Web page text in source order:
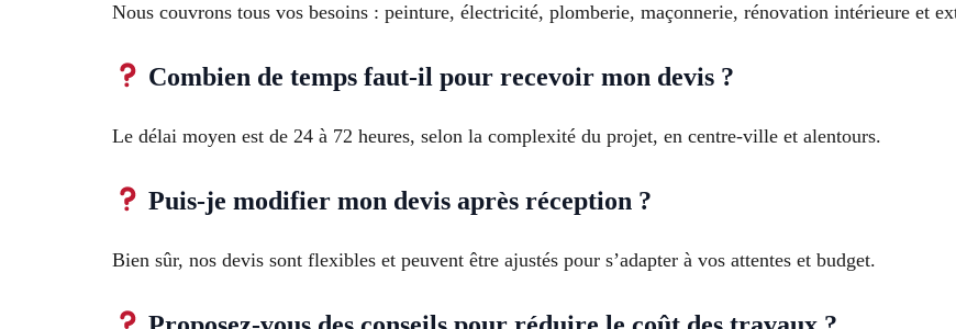
Nous couvrons tous vos besoins : peinture, électricité, plomberie, maçonnerie, rénovation intérieure et
Combien de temps faut-il pour recevoir mon devis ?
Le délai moyen est de 24 à 72 heures, selon la complexité du projet, en centre-ville et alentours.
Puis-je modifier mon devis après réception ?
Bien sûr, nos devis sont flexibles et peuvent être ajustés pour s’adapter à vos attentes et budget.